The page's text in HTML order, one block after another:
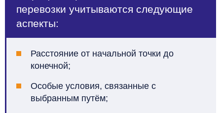
перевозки учитываются следующие
аспекты:
Расстояние от начальной точки до
конечной;
Особые условия, связанные с
выбранным путём;